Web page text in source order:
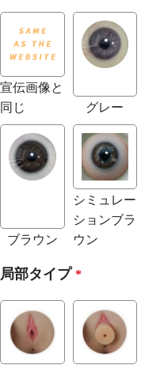
宣伝画像と
同じ
グレー
ブラウン
シミュレー
ションブラ
ウン
局部タイプ *